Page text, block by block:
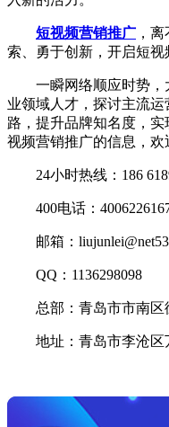
短视频营销推广 ，
索、勇于创新，开启短
一瞬网络顺应时势，
业领域人才，探讨主流
路，提升品牌知名度，
视频营销推广的信息，欢
24小时热线：186
400电话：
邮箱：
QQ：1136298098
总部：青岛市市南区
地址：青岛市李沧区